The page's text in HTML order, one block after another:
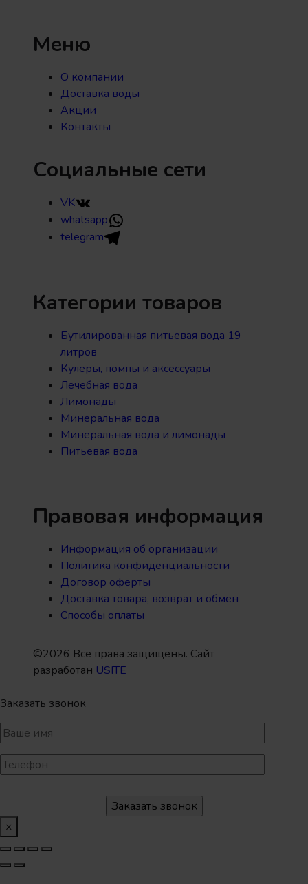
Меню
О компании
Доставка воды
Акции
Контакты
Социальные сети
VK
whatsapp
telegram
Категории товаров
Бутилированная питьевая вода 19
литров
Кулеры, помпы и аксессуары
Лечебная вода
Лимонады
Минеральная вода
Минеральная вода и лимонады
Питьевая вода
Правовая информация
Информация об организации
Политика конфиденциальности
Договор оферты
Доставка товара, возврат и обмен
Способы оплаты
©2026 Все права защищены. Сайт
разработан USITE
Заказать звонок
×